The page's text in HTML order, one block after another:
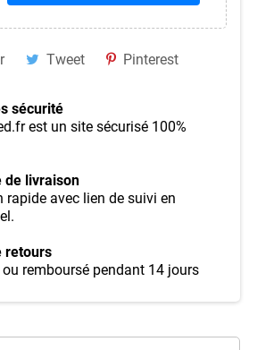
Tweet Pinterest
sécurité
est un site sécurisé 100%
de livraison
rapide avec lien de suivi en
retours
remboursé pendant 14 jours